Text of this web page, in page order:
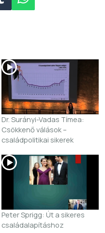
Dr. Surányi-Vadas Tímea:
Csökkenő válások –
családpolitikai sikerek
Peter Sprigg: Út a sikeres
családalapításhoz